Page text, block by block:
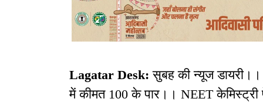
Lagatar Desk:सुबह की न्यूज
में कीमत 100 के पार।। NEET